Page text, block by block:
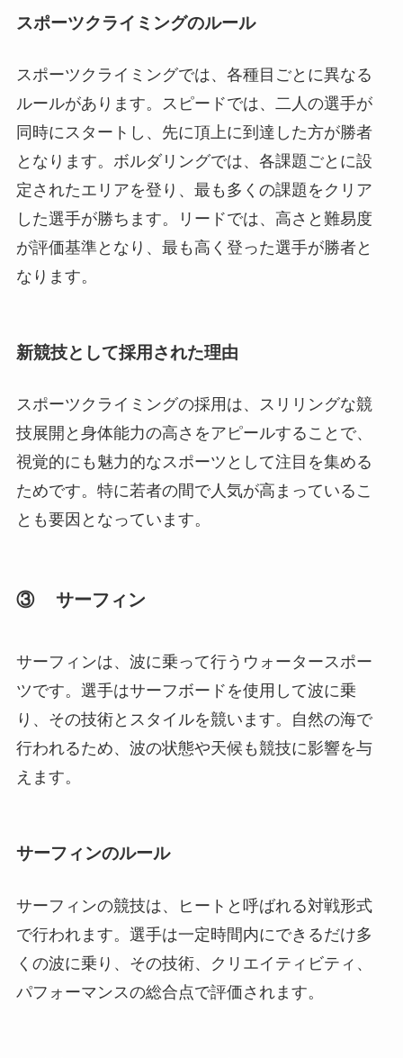
スポーツクライミングのルール
スポーツクライミングでは、各種目ごとに異なる
ルールがあります。スピードでは、二人の選手が
同時にスタートし、先に頂上に到達した方が勝者
となります。ボルダリングでは、各課題ごとに設
定されたエリアを登り、最も多くの課題をクリア
した選手が勝ちます。リードでは、高さと難易度
が評価基準となり、最も高く登った選手が勝者と
なります。
新競技として採用された理由
スポーツクライミングの採用は、スリリングな競
技展開と身体能力の高さをアピールすることで、
視覚的にも魅力的なスポーツとして注目を集める
ためです。特に若者の間で人気が高まっているこ
とも要因となっています。
③ サーフィン
サーフィンは、波に乗って行うウォータースポー
ツです。選手はサーフボードを使用して波に乗
り、その技術とスタイルを競います。自然の海で
行われるため、波の状態や天候も競技に影響を与
えます。
サーフィンのルール
サーフィンの競技は、ヒートと呼ばれる対戦形式
で行われます。選手は一定時間内にできるだけ多
くの波に乗り、その技術、クリエイティビティ、
パフォーマンスの総合点で評価されます。